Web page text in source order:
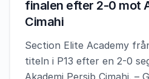
finalen efter 2-0 mot
Cimahi
Section Elite Academy
titeln i P13 efter en 2-0
Akademi Persib Cimahi. –